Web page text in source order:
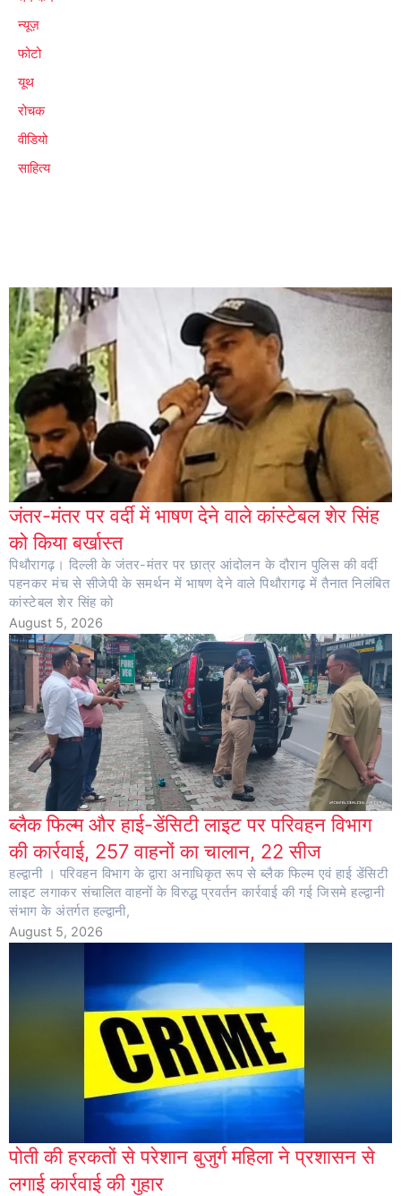
न्यूज़
फोटो
यूथ
रोचक
वीडियो
साहित्य
जंतर-मंतर पर वर्दी में भाषण देने वाले कांस्टेबल शेर सिंह
को किया बर्खास्त
पिथौरागढ़। दिल्ली के जंतर-मंतर पर छात्र आंदोलन के दौरान पुलिस की वर्दी
पहनकर मंच से सीजेपी के समर्थन में भाषण देने वाले पिथौरागढ़ में तैनात निलंबित
कांस्टेबल शेर सिंह को
August 5, 2026
ब्लैक फिल्म और हाई-डेंसिटी लाइट पर परिवहन विभाग
की कार्रवाई, 257 वाहनों का चालान, 22 सीज
हल्द्वानी । परिवहन विभाग के द्वारा अनाधिकृत रूप से ब्लैक फिल्म एवं हाई डेंसिटी
लाइट लगाकर संचालित वाहनों के विरुद्ध प्रवर्तन कार्रवाई की गई जिसमे हल्द्वानी
संभाग के अंतर्गत हल्द्वानी,
August 5, 2026
पोती की हरकतों से परेशान बुजुर्ग महिला ने प्रशासन से
लगाई कार्रवाई की गुहार